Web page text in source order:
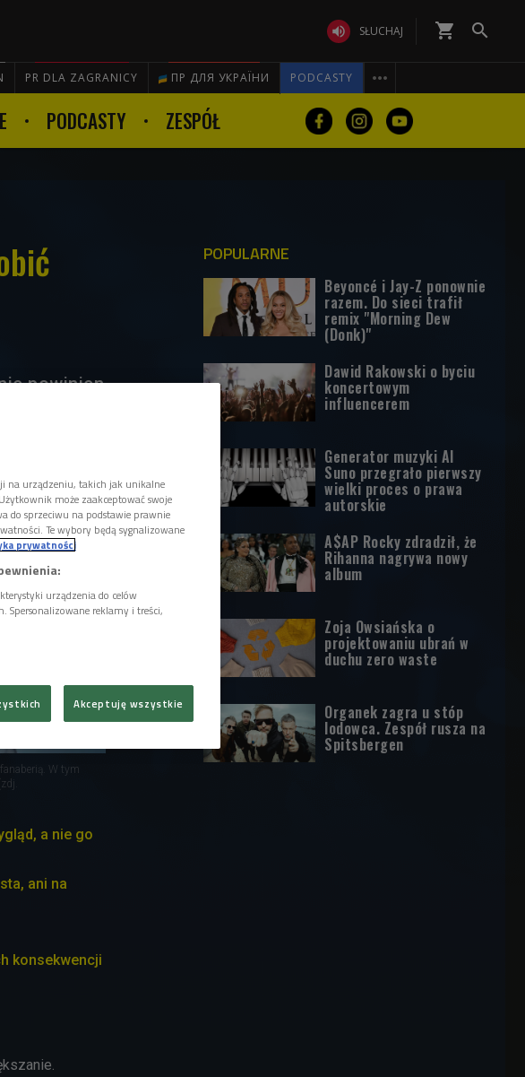
 SŁUCHAJ shopping_cart 
PR DLA ZAGRANICY ПР ДЛЯ УКРАЇНИ PODCASTY 

PODCASTY ZESPÓŁ
powinien
-
W tym
a nie go
ani na
konsekwencji
POPULARNE
Beyoncé i Jay-Z ponownie
razem. Do sieci trafił
remix "Morning Dew
(Donk)"
Dawid Rakowski o byciu
koncertowym
influencerem
Generator muzyki AI
Suno przegrało pierwszy
wielki proces o prawa
autorskie
A$AP Rocky zdradził, że
Rihanna nagrywa nowy
album
Zoja Owsiańska o
projektowaniu ubrań w
duchu zero waste
Organek zagra u stóp
lodowca. Zespół rusza na
Spitsbergen
na urządzeniu, takich jak unikalne
może zaakceptować swoje
do sprzeciwu na podstawie prawnie
Te wybory będą sygnalizowane
prywatności
urządzenia do celów
reklamy i treści,
Akceptuję wszystkie